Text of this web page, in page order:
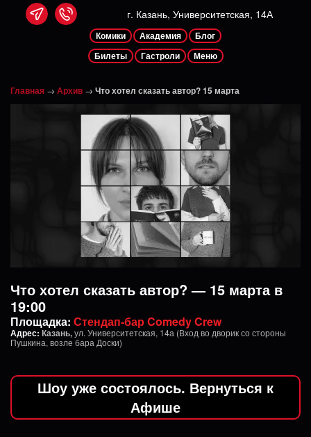
г. Казань, Университетская, 14А
Комики Академия
Блог
Билеты
Гастроли Меню
Главная → Архив → Что хотел сказать автор? 15 марта
Что хотел сказать автор? — 15 марта в
19:00
Площадка: Стендап-бар Comedy Crew
Адрес: Казань,ул. Университетская, 14а (Вход во дворик со стороны
Пушкина, возле бара Доски)
Шоу уже состоялось. Вернуться к
Афише